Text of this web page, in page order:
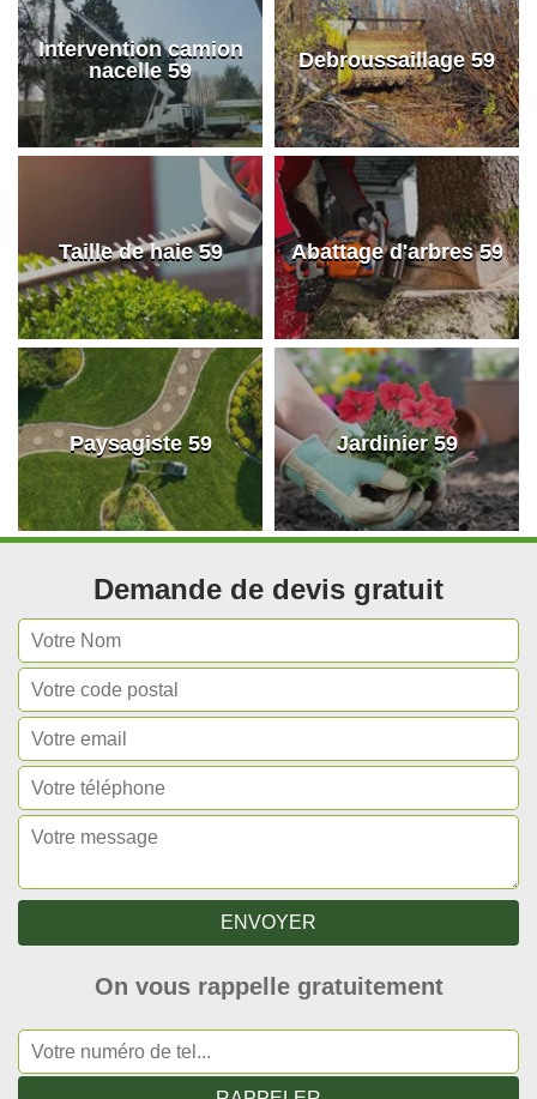
Intervention camion
nacelle 59
Debroussaillage 59
Taille de haie 59 Abattage d'arbres 59
Paysagiste 59 Jardinier 59
Demande de devis gratuit
On vous rappelle gratuitement